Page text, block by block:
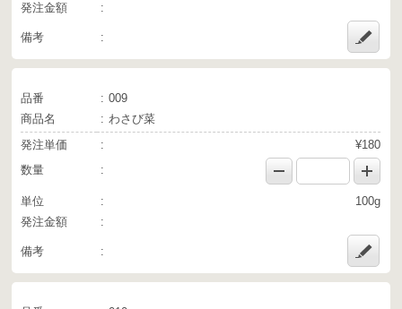
発注金額
備考
品番
009
商品名
わさび菜
発注単価
¥180
数量
単位
100g
発注金額
備考